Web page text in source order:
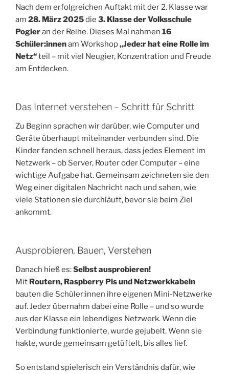
Nach dem erfolgreichen Auftakt mit der 2. Klasse war
am 28. März 2025die 3. Klasse der Volksschule
Pogieran der Reihe. Dieses Mal nahmen 16
Schüler:innenam Workshop„Jede:r hat eine Rolle im
Netz“teil – mit viel Neugier, Konzentration und Freude
am Entdecken.
Das Internet verstehen – Schritt für Schritt
Zu Beginn sprachen wir darüber, wie Computer und
Geräte überhaupt miteinander verbunden sind. Die
Kinder fanden schnell heraus, dass jedes Element im
Netzwerk – ob Server, Router oder Computer – eine
wichtige Aufgabe hat. Gemeinsam zeichneten sie den
Weg einer digitalen Nachricht nach und sahen, wie
viele Stationen sie durchläuft, bevor sie beim Ziel
ankommt.
Ausprobieren, Bauen, Verstehen
Danach hieß es:Selbst ausprobieren!
Mit Routern, Raspberry Pis und Netzwerkkabeln
bauten die Schüler:innen ihre eigenen Mini-Netzwerke
auf. Jede:r übernahm dabei eine Rolle – und so wurde
aus der Klasse ein lebendiges Netzwerk. Wenn die
Verbindung funktionierte, wurde gejubelt. Wenn sie
hakte, wurde gemeinsam getüftelt, bis alles lief.
So entstand spielerisch ein Verständnis dafür, wie